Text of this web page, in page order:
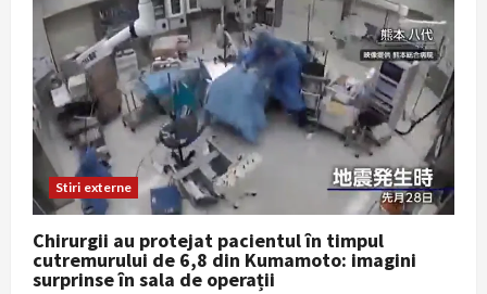
Stiri externe
Chirurgii au protejat pacientul în timpul
cutremurului de 6,8 din Kumamoto: imagini
surprinse în sala de operații